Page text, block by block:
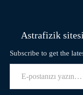
Astrafizik
Subscribe to get the
E-postanızı yazın…